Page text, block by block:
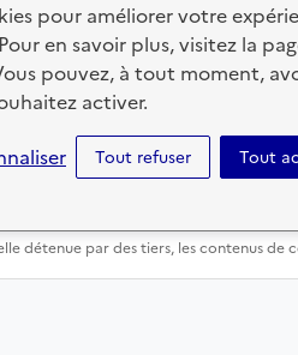
pour améliorer votre
en savoir plus, visitez la
pouvez, à tout moment,
activer.
Tout
Tout refuser
détenue par des tiers, les contenus de